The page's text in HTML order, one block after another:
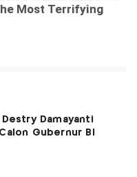
Damayanti
Gubernur BI